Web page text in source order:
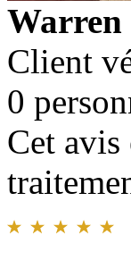
Warren
Client
0
Cet